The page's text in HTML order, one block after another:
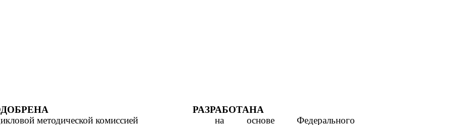
методической комиссией
РАЗРАБОТАНА
на основе Федерального